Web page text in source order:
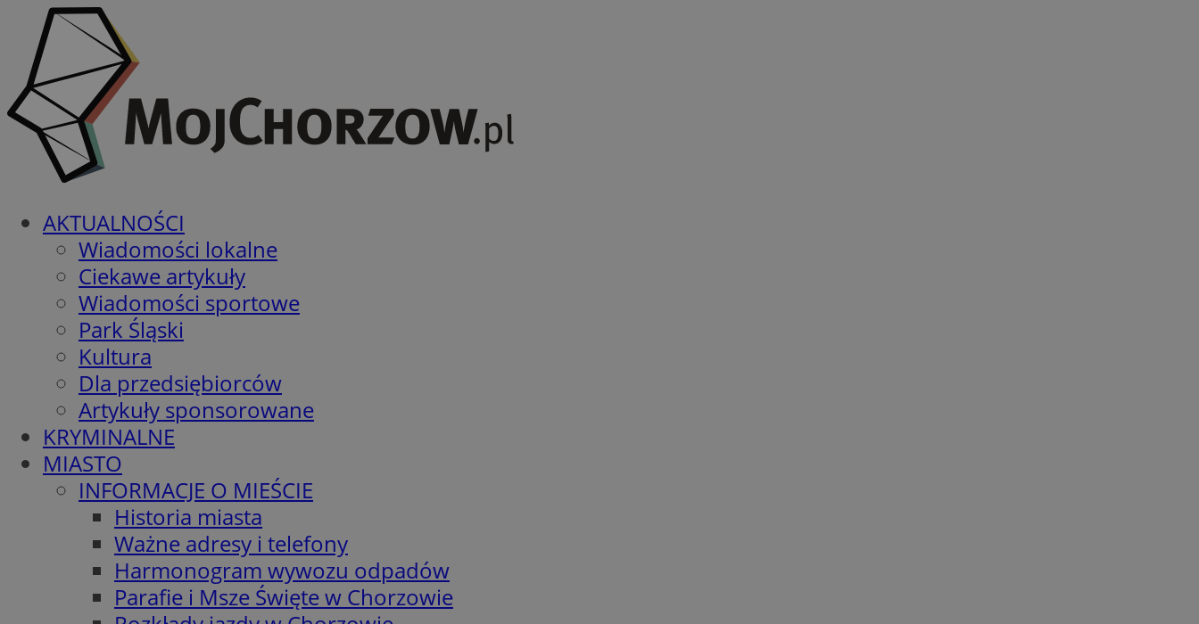
AKTUALNOŚCI
Wiadomości lokalne
Ciekawe artykuły
Wiadomości sportowe
Park Śląski
Kultura
Dla przedsiębiorców
Artykuły sponsorowane
KRYMINALNE
MIASTO
INFORMACJE O MIEŚCIE
Historia miasta
Ważne adresy i telefony
Harmonogram wywozu odpadów
Parafie i Msze Święte w Chorzowie